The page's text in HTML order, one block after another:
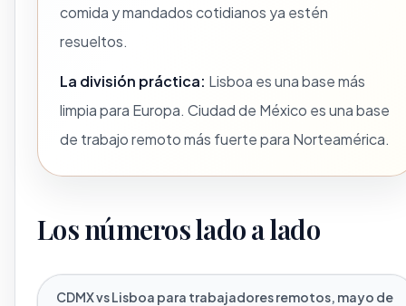
comida y mandados cotidianos ya estén
resueltos.
La división práctica: Lisboa es una base más
limpia para Europa. Ciudad de México es una base
de trabajo remoto más fuerte para Norteamérica.
Los números lado a lado
CDMX vs Lisboa para trabajadores remotos, mayo de